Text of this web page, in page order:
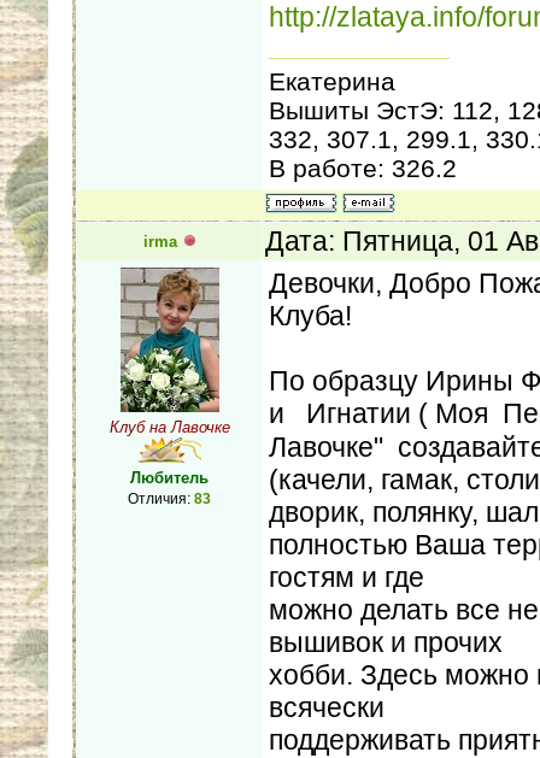
http://zlataya.info/
Екатерина
Вышиты ЭстЭ: 112,
332, 307.1, 299.1,
В работе: 326.2
irma Дата: Пятница, 01
Клуб на Лавочке
Любитель
Отличия: 83
Девочки, Добро
Клуба!
По образцу Ирины
и Игнатии ( Моя
Лавочке"
(качели, гамак,
дворик, полянку,
полностью Ваша
гостям и где
можно делать все
вышивок и прочих
хобби. Здесь можно
всячески
поддерживать